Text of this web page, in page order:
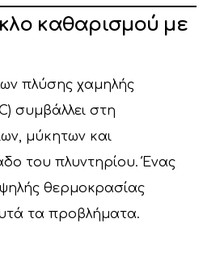
καθαρισμού με
πλύσης χαμηλής
συμβάλλει στη
μύκητων και
του πλυντηρίου. Ένας
θερμοκρασίας
τα προβλήματα.